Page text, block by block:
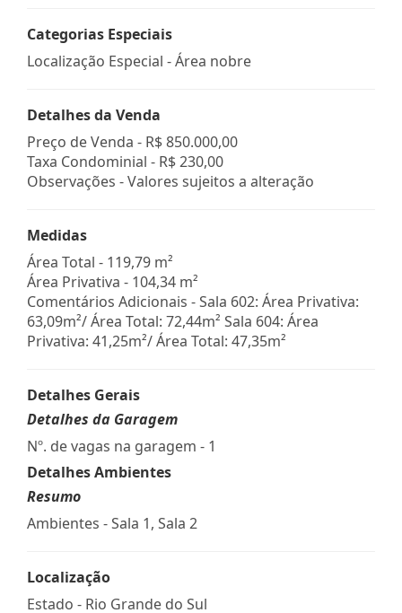
Categorias Especiais
Localização Especial - Área nobre
Detalhes da Venda
Preço de Venda - R$ 850.000,00
Taxa Condominial - R$ 230,00
Observações - Valores sujeitos a alteração
Medidas
Área Total - 119,79 m²
Área Privativa - 104,34 m²
Comentários Adicionais - Sala 602: Área Privativa:
63,09m²/ Área Total: 72,44m² Sala 604: Área
Privativa: 41,25m²/ Área Total: 47,35m²
Detalhes Gerais
Detalhes da Garagem
Nº. de vagas na garagem - 1
Detalhes Ambientes
Resumo
Ambientes - Sala 1, Sala 2
Localização
Estado - Rio Grande do Sul